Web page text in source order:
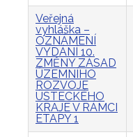
Veřejná
vyhláška –
OZNÁMENÍ
VYDÁNÍ 10.
ZMĚNY ZÁSAD
ÚZEMNÍHO
ROZVOJE
ÚSTECKÉHO
KRAJE V RÁMCI
ETAPY 1